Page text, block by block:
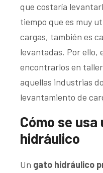
que costaría
tiempo que es muy
cargas, también es
levantadas. Por ello,
encontrarlos en
aquellas industrias
levantamiento de
Cómo se usa
hidráulico
Un gato hidráulico